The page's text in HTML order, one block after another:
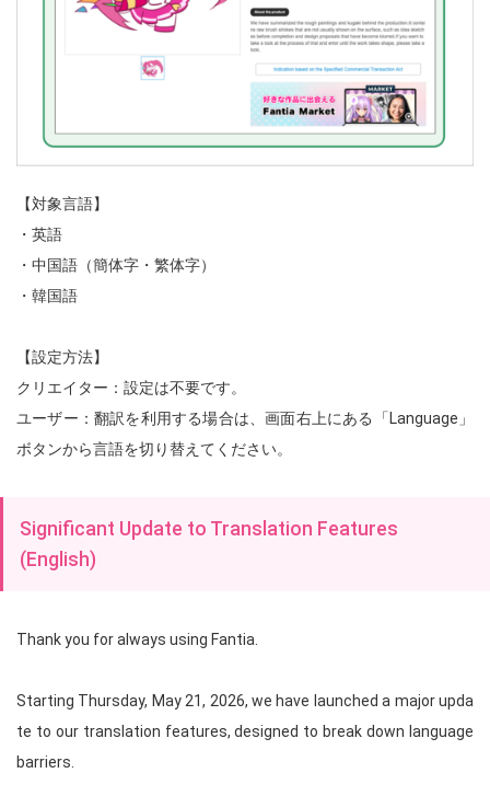
【対象言語】
・英語
・中国語（簡体字・繁体字）
・韓国語
【設定方法】
クリエイター：設定は不要です。
ユーザー：翻訳を利用する場合は、画面右上にある「Language」
ボタンから言語を切り替えてください。
Significant Update to Translation Features
(English)
Thank you for always using Fantia.
Starting Thursday, May 21, 2026, we have launched a major upda
te to our translation features, designed to break down language
barriers.